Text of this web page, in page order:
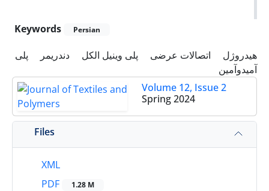
Keywords Persian
هیدروژل اتصالات عرضی پلی وینیل الکل دندریمر
پلی
آمیدوآمین
Volume 12, Issue 2
Spring 2024
Files
XML
PDF
1.28 M